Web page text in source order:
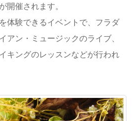
開催されます。
体験できるイベントで、フラダ
アン・ミュージックのライブ、
キングのレッスンなどが行われ